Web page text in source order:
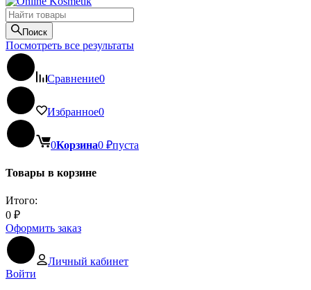
Поиск
Посмотреть все результаты
Сравнение0
Избранное0
0Корзина0 ₽пуста
Товары в корзине
Итого:
0 ₽
Оформить заказ
Личный кабинет
Войти